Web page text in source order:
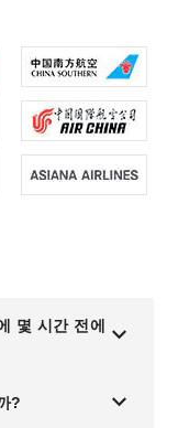
몇 시간 전에
?